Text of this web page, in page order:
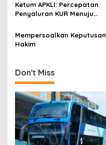
t
o
Ketum APKLI: Percepatan
Penyaluran KUR Menuju
Indonesia
Mempersoalkan Keputusan
Hakim
Don't Miss